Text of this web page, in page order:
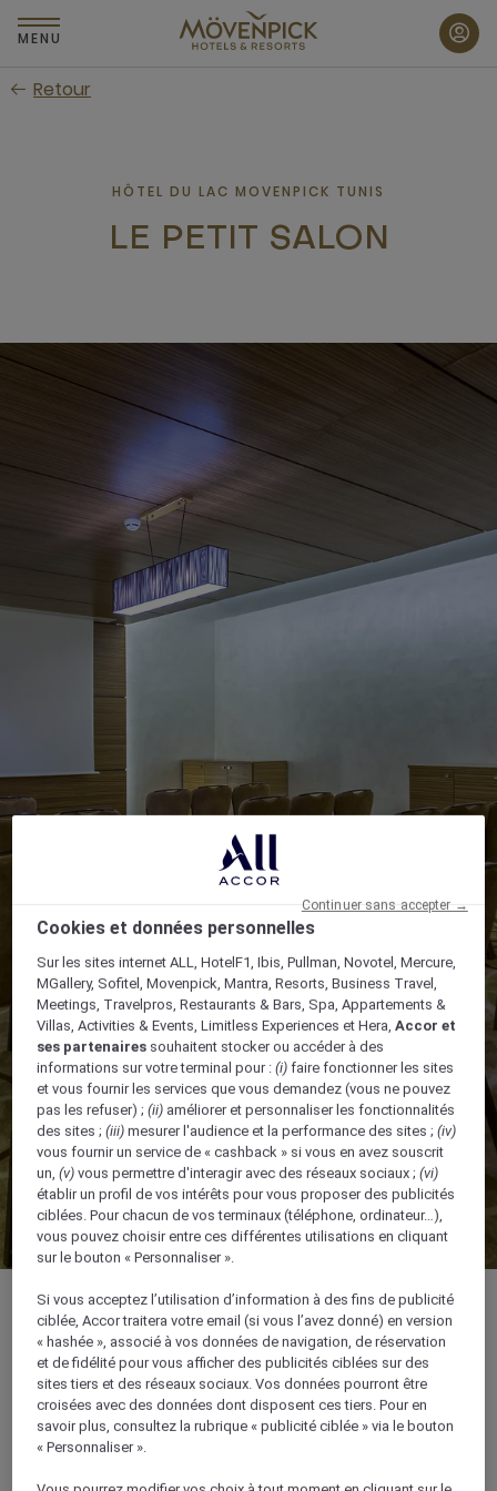
Passer
au
principal
MENU
Retour
HÔTEL DU LAC MOVENPICK TUNIS
LE PETIT SALON
Salle rectangulaire, 53 m²
Petits événements
Cookies et données personnelles
Sur les sites internet ALL, HotelF1, Ibis, Pullman, Novotel, Mercure,
MGallery, Sofitel, Movenpick, Mantra, Resorts, Business Travel,
Meetings, Travelpros, Restaurants & Bars, Spa, Appartements &
Villas, Activities & Events, Limitless Experiences et Hera,Accor et
ses partenaires souhaitent stocker ou accéder à des
informations sur votre terminal pour :(i) faire fonctionner les sites
et vous fournir les services que vous demandez (vous ne pouvez
pas les refuser) ;(ii) améliorer et personnaliser les fonctionnalités
des sites ;(iii)mesurer l'audience et la performance des sites ;(iv)
vous fournir un service de « cashback » si vous en avez souscrit
un,(v) vous permettre d'interagir avec des réseaux sociaux ;(vi)
établir un profil de vos intérêts pour vous proposer des publicités
ciblées. Pour chacun de vos terminaux (téléphone, ordinateur…),
vous pouvez choisir entre ces différentes utilisations en cliquant
sur le bouton « Personnaliser ».
Si vous acceptez l’utilisation d’information à des fins de publicité
ciblée, Accor traitera votre email (si vous l’avez donné) en version
« hashée », associé à vos données de navigation, de réservation
et de fidélité pour vous afficher des publicités ciblées sur des
sites tiers et des réseaux sociaux. Vos données pourront être
croisées avec des données dont disposent ces tiers. Pour en
savoir plus, consultez la rubrique « publicité ciblée » via le bouton
« Personnaliser ».
Continuer sans accepter →